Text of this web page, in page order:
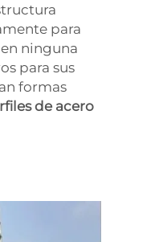
para
ninguna
para sus
formas
de acero